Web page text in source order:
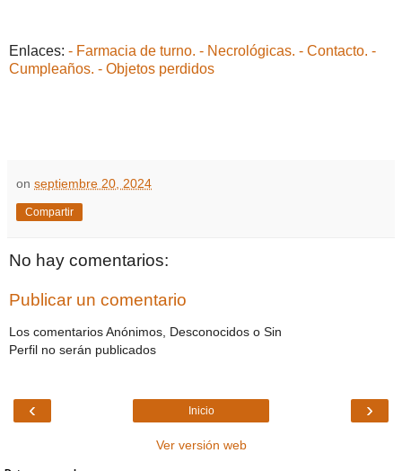
Enlaces: - Farmacia de turno. - Necrológicas. - Contacto. -
Cumpleaños. - Objetos perdidos
on septiembre 20, 2024
Compartir
No hay comentarios:
Publicar un comentario
Los comentarios Anónimos, Desconocidos o Sin
Perfil no serán publicados
‹ ›
Inicio
Ver versión web